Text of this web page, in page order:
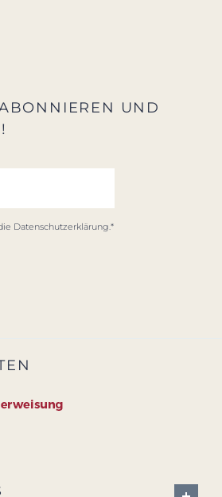
UND
Datenschutzerklärung.*